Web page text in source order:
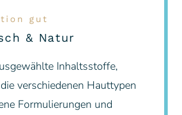
gut
& Natur
Inhaltsstoffe,
verschiedenen Hauttypen
Formulierungen und